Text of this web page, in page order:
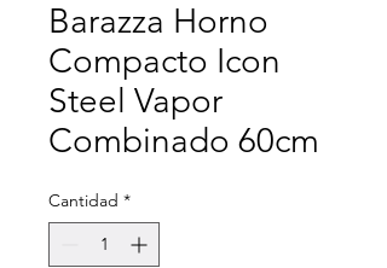
Barazza Horno
Compacto Icon
Steel Vapor
Combinado 60cm
Cantidad *